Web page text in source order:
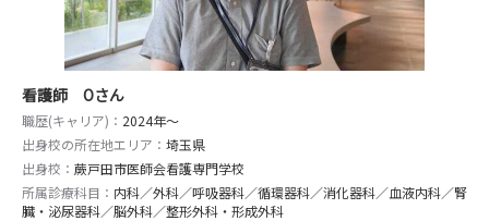
看護師 Oさん
職歴(キャリア)： 2024年〜
出身校の所在地エリア： 埼玉県
出身校： 蕨戸田市医師会看護専門学校
所属診療科目： 内科／外科／呼吸器科／循環器科／消化器科／血液内科／腎
臓・泌尿器科／脳外科／整形外科・形成外科